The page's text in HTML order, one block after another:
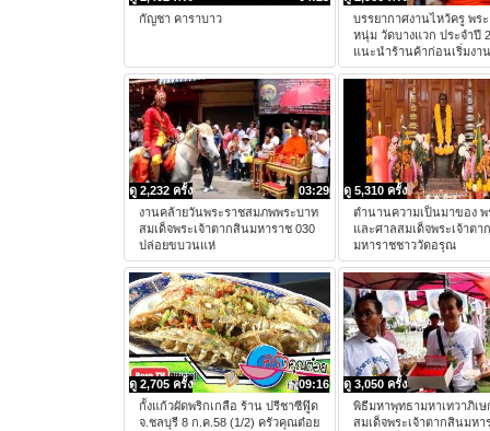
กัญชา คาราบาว
บรรยากาศงานไหว้ครู พร
หนุ่ม วัดบางแวก ประจำปี
แนะนำร้านค้าก่อนเริ่มงา
03:29
ดู 2,232 ครั้ง
งานคล้ายวันพระราชสมภพพระบาท
สมเด็จพระเจ้าตากสินมหาราช 030
ปล่อยขบวนแห่
ดู 5,310 ครั้ง
ตำนานความเป็นมาของ พ
และศาลสมเด็จพระเจ้าตา
มหาราชชาววัดอรุณ
09:16
ดู 2,705 ครั้ง
กั้งแก้วผัดพริกเกลือ ร้าน ปรีชาซีฟู๊ด
จ.ชลบุรี 8 ก.ค.58 (1/2) ครัวคุณต๋อย
ดู 3,050 ครั้ง
พิธีมหาพุทธามหาเทวาภิเษ
สมเด็จพระเจ้าตากสินมหา